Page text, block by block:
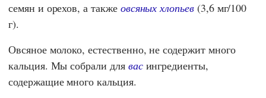
семян и орехов, а также овсяных хлопьев(3,6 мг/100
г).
Овсяное молоко, естественно, не содержит много
кальция. Мы собрали для васингредиенты,
содержащие много кальция.